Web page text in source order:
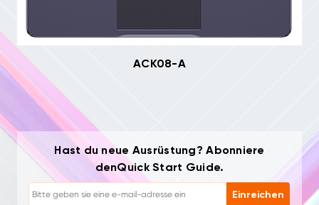
ACK08-A
Hast du neue Ausrüstung? Abonniere
denQuick Start Guide.
Einreichen
Abmelden: Jederzeit mit einem Klick